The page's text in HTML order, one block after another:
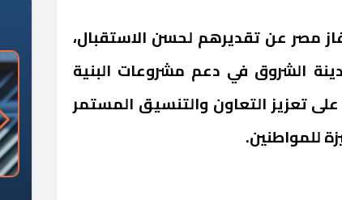
مصر عن تقديرهم لحسن الاستقبال،
الشروق في دعم مشروعات البنية
تعزيز التعاون والتنسيق المستمر
للمواطنين.